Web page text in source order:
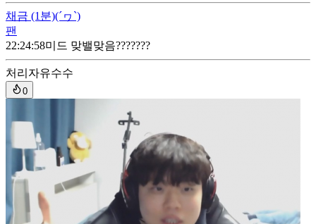
채금 (1분)(´ヮ`)
팬
22:24:58미드 맞밸맞음???????
처리자유수수
0